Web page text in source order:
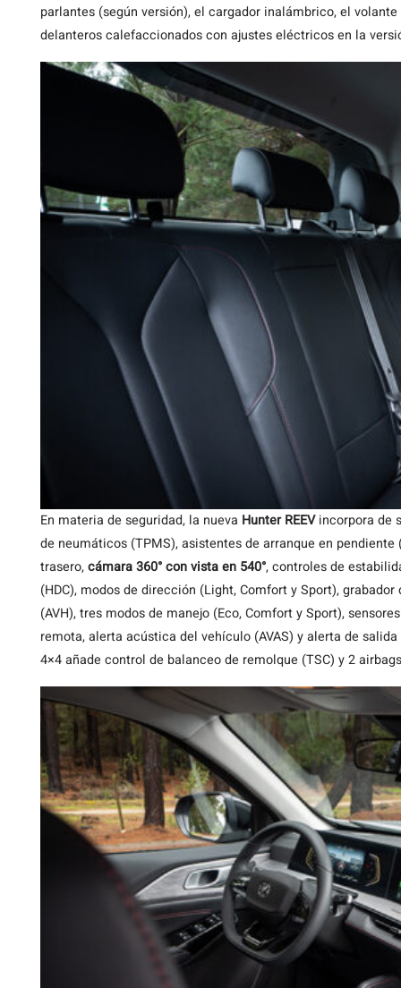
parlantes (según versión), el cargador inalámbrico, el
delanteros calefaccionados con ajustes eléctricos en la
En materia de seguridad, la nueva Hunter REEVincorpora de
de neumáticos (TPMS), asistentes de arranque en
trasero,cámara 360° con vista en 540°, controles de
(HDC), modos de dirección (Light, Comfort y Sport),
(AVH), tres modos de manejo (Eco, Comfort y Sport),
remota, alerta acústica del vehículo (AVAS) y alerta de
4×4 añade control de balanceo de remolque (TSC) y 2